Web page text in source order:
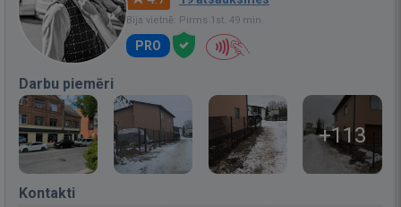
Bija vietnē: Pirms 1st. 49 min.
PRO
Darbu piemēri
+113
Kontakti